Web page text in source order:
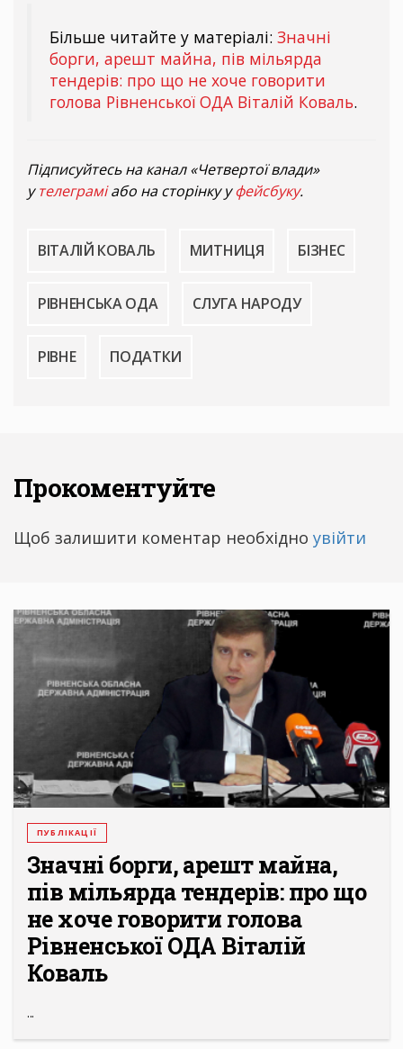
Більше читайте у матеріалі: Значні
борги, арешт майна, пів мільярда
тендерів: про що не хоче говорити
голова Рівненської ОДА Віталій Коваль.
Підписуйтесь на канал «Четвертої влади»
утелеграміабо на сторінку уфейсбуку.
ВІТАЛІЙ КОВАЛЬ МИТНИЦЯ БІЗНЕС
РІВНЕНСЬКА ОДА СЛУГА НАРОДУ
РІВНЕ ПОДАТКИ
Прокоментуйте
Щоб залишити коментар необхідно увійти
ПУБЛІКАЦІЇ
Значні борги, арешт майна,
пів мільярда тендерів: про що
не хоче говорити голова
Рівненської ОДА Віталій
Коваль
...